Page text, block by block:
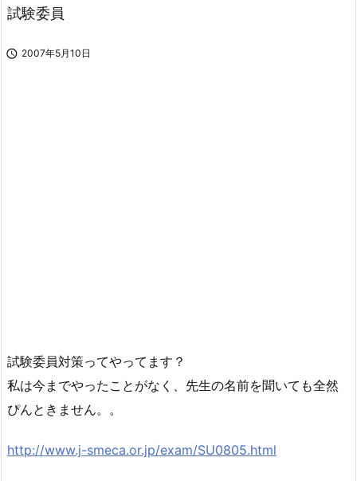
試験委員
 2007年5月10日
試験委員対策ってやってます？
私は今までやったことがなく、先生の名前を聞いても全然
ぴんときません。。
http://www.j-smeca.or.jp/exam/SU0805.html